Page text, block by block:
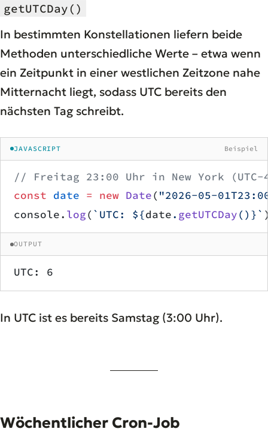
getUTCDay()
In bestimmten Konstellationen liefern beide
Methoden unterschiedliche Werte – etwa wenn
ein Zeitpunkt in einer westlichen Zeitzone nahe
Mitternacht liegt, sodass UTC bereits den
nächsten Tag schreibt.
JAVASCRIPT Beispiel
// Freitag 23:00 Uhr in New York (UTC-
const date = new Date( "2026-05-
console. log( `UTC: ${date. getUTCDay() }`
OUTPUT
UTC: 6
In UTC ist es bereits Samstag (3:00 Uhr).
Wöchentlicher Cron-Job